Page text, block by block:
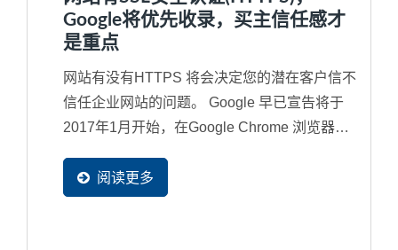
Google将优先收录，买主信任感才
是重点
网站有没有HTTPS 将会决定您的潜在客户信不
信任企业网站的问题。 Google 早已宣告将于
2017年1月开始，在Google Chrome 浏览器第
阅读更多